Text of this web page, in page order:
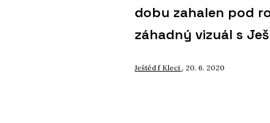
dobu zahalen pod
záhadný vizuál s
Ještěd f Kleci , 20. 6. 2020